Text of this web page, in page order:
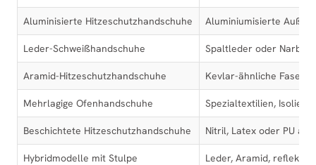
Aluminisierte Hitzeschutzhandschuhe Aluminiumisierte
Leder-Schweißhandschuhe Spaltleder oder
Aramid-Hitzeschutzhandschuhe Kevlar-ähnliche Fasern,
Mehrlagige Ofenhandschuhe Spezialtextilien,
Beschichtete Hitzeschutzhandschuhe Nitril, Latex oder PU auf
Hybridmodelle mit Stulpe Leder, Aramid,